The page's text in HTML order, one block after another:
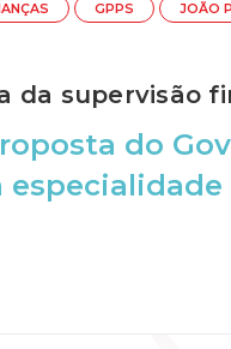
GPPS JOÃO
da supervisão
do